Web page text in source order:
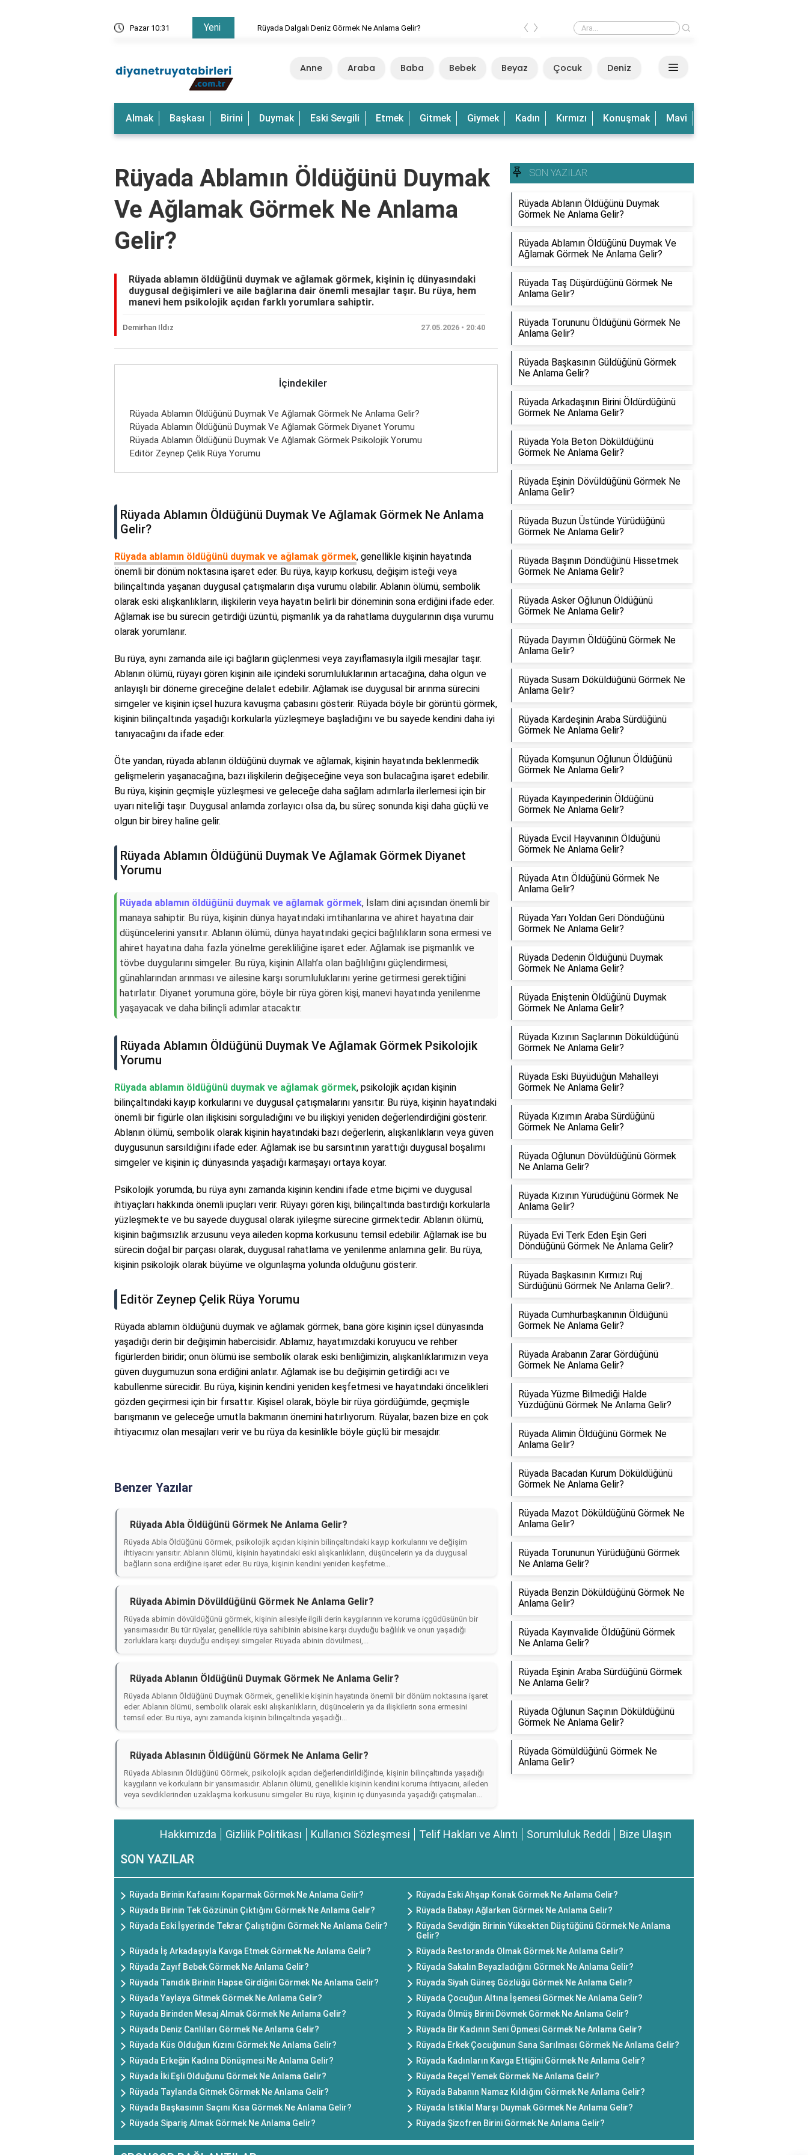
Pazar 10:31 Yeni Rüyada Dalgalı Deniz Görmek Ne Anlama Gelir? Rüyada Dalgalı Deniz Görmek Ne Anlama Gelir?
‹ ›
Anne Araba Baba Bebek Beyaz Çocuk Deniz
Almak Başkası Birini Duymak Eski Sevgili Etmek Gitmek Giymek Kadın Kırmızı Konuşmak Mavi
Rüyada Ablamın Öldüğünü Duymak
Ve Ağlamak Görmek Ne Anlama
Gelir?
Rüyada ablamın öldüğünü duymak ve ağlamak görmek, kişinin iç dünyasındaki
duygusal değişimleri ve aile bağlarına dair önemli mesajlar taşır. Bu rüya, hem
manevi hem psikolojik açıdan farklı yorumlara sahiptir.
Demirhan Ildız 27.05.2026 • 20:40
İçindekiler
Rüyada Ablamın Öldüğünü Duymak Ve Ağlamak Görmek Ne Anlama Gelir?
Rüyada Ablamın Öldüğünü Duymak Ve Ağlamak Görmek Diyanet Yorumu
Rüyada Ablamın Öldüğünü Duymak Ve Ağlamak Görmek Psikolojik Yorumu
Editör Zeynep Çelik Rüya Yorumu
Rüyada Ablamın Öldüğünü Duymak Ve Ağlamak Görmek Ne Anlama
Gelir?
Rüyada ablamın öldüğünü duymak ve ağlamak görmek, genellikle kişinin hayatında
önemli bir dönüm noktasına işaret eder. Bu rüya, kayıp korkusu, değişim isteği veya
bilinçaltında yaşanan duygusal çatışmaların dışa vurumu olabilir. Ablanın ölümü, sembolik
olarak eski alışkanlıkların, ilişkilerin veya hayatın belirli bir döneminin sona erdiğini ifade eder.
Ağlamak ise bu sürecin getirdiği üzüntü, pişmanlık ya da rahatlama duygularının dışa vurumu
olarak yorumlanır.
Bu rüya, aynı zamanda aile içi bağların güçlenmesi veya zayıflamasıyla ilgili mesajlar taşır.
Ablanın ölümü, rüyayı gören kişinin aile içindeki sorumluluklarının artacağına, daha olgun ve
anlayışlı bir döneme gireceğine delalet edebilir. Ağlamak ise duygusal bir arınma sürecini
simgeler ve kişinin içsel huzura kavuşma çabasını gösterir. Rüyada böyle bir görüntü görmek,
kişinin bilinçaltında yaşadığı korkularla yüzleşmeye başladığını ve bu sayede kendini daha iyi
tanıyacağını da ifade eder.
Öte yandan, rüyada ablanın öldüğünü duymak ve ağlamak, kişinin hayatında beklenmedik
gelişmelerin yaşanacağına, bazı ilişkilerin değişeceğine veya son bulacağına işaret edebilir.
Bu rüya, kişinin geçmişle yüzleşmesi ve geleceğe daha sağlam adımlarla ilerlemesi için bir
uyarı niteliği taşır. Duygusal anlamda zorlayıcı olsa da, bu süreç sonunda kişi daha güçlü ve
olgun bir birey haline gelir.
Rüyada Ablamın Öldüğünü Duymak Ve Ağlamak Görmek Diyanet
Yorumu
Rüyada ablamın öldüğünü duymak ve ağlamak görmek, İslam dini açısından önemli bir
manaya sahiptir. Bu rüya, kişinin dünya hayatındaki imtihanlarına ve ahiret hayatına dair
düşüncelerini yansıtır. Ablanın ölümü, dünya hayatındaki geçici bağlılıkların sona ermesi ve
ahiret hayatına daha fazla yönelme gerekliliğine işaret eder. Ağlamak ise pişmanlık ve
tövbe duygularını simgeler. Bu rüya, kişinin Allah’a olan bağlılığını güçlendirmesi,
günahlarından arınması ve ailesine karşı sorumluluklarını yerine getirmesi gerektiğini
hatırlatır. Diyanet yorumuna göre, böyle bir rüya gören kişi, manevi hayatında yenilenme
yaşayacak ve daha bilinçli adımlar atacaktır.
Rüyada Ablamın Öldüğünü Duymak Ve Ağlamak Görmek Psikolojik
Yorumu
Rüyada ablamın öldüğünü duymak ve ağlamak görmek, psikolojik açıdan kişinin
bilinçaltındaki kayıp korkularını ve duygusal çatışmalarını yansıtır. Bu rüya, kişinin hayatındaki
önemli bir figürle olan ilişkisini sorguladığını ve bu ilişkiyi yeniden değerlendirdiğini gösterir.
Ablanın ölümü, sembolik olarak kişinin hayatındaki bazı değerlerin, alışkanlıkların veya güven
duygusunun sarsıldığını ifade eder. Ağlamak ise bu sarsıntının yarattığı duygusal boşalımı
simgeler ve kişinin iç dünyasında yaşadığı karmaşayı ortaya koyar.
Psikolojik yorumda, bu rüya aynı zamanda kişinin kendini ifade etme biçimi ve duygusal
ihtiyaçları hakkında önemli ipuçları verir. Rüyayı gören kişi, bilinçaltında bastırdığı korkularla
yüzleşmekte ve bu sayede duygusal olarak iyileşme sürecine girmektedir. Ablanın ölümü,
kişinin bağımsızlık arzusunu veya aileden kopma korkusunu temsil edebilir. Ağlamak ise bu
sürecin doğal bir parçası olarak, duygusal rahatlama ve yenilenme anlamına gelir. Bu rüya,
kişinin psikolojik olarak büyüme ve olgunlaşma yolunda olduğunu gösterir.
Editör Zeynep Çelik Rüya Yorumu
Rüyada ablamın öldüğünü duymak ve ağlamak görmek, bana göre kişinin içsel dünyasında
yaşadığı derin bir değişimin habercisidir. Ablamız, hayatımızdaki koruyucu ve rehber
figürlerden biridir; onun ölümü ise sembolik olarak eski benliğimizin, alışkanlıklarımızın veya
güven duygumuzun sona erdiğini anlatır. Ağlamak ise bu değişimin getirdiği acı ve
kabullenme sürecidir. Bu rüya, kişinin kendini yeniden keşfetmesi ve hayatındaki öncelikleri
gözden geçirmesi için bir fırsattır. Kişisel olarak, böyle bir rüya gördüğümde, geçmişle
barışmanın ve geleceğe umutla bakmanın önemini hatırlıyorum. Rüyalar, bazen bize en çok
ihtiyacımız olan mesajları verir ve bu rüya da kesinlikle böyle güçlü bir mesajdır.
Benzer Yazılar
Rüyada Abla Öldüğünü Görmek Ne Anlama Gelir?
Rüyada Abla Öldüğünü Görmek, psikolojik açıdan kişinin bilinçaltındaki kayıp korkularını ve değişim
ihtiyacını yansıtır. Ablanın ölümü, kişinin hayatındaki eski alışkanlıkların, düşüncelerin ya da duygusal
bağların sona erdiğine işaret eder. Bu rüya, kişinin kendini yeniden keşfetme...
Rüyada Abimin Dövüldüğünü Görmek Ne Anlama Gelir?
Rüyada abimin dövüldüğünü görmek, kişinin ailesiyle ilgili derin kaygılarının ve koruma içgüdüsünün bir
yansımasıdır. Bu tür rüyalar, genellikle rüya sahibinin abisine karşı duyduğu bağlılık ve onun yaşadığı
zorluklara karşı duyduğu endişeyi simgeler. Rüyada abinin dövülmesi,...
Rüyada Ablanın Öldüğünü Duymak Görmek Ne Anlama Gelir?
Rüyada Ablanın Öldüğünü Duymak Görmek, genellikle kişinin hayatında önemli bir dönüm noktasına işaret
eder. Ablanın ölümü, sembolik olarak eski alışkanlıkların, düşüncelerin ya da ilişkilerin sona ermesini
temsil eder. Bu rüya, aynı zamanda kişinin bilinçaltında yaşadığı...
Rüyada Ablasının Öldüğünü Görmek Ne Anlama Gelir?
Rüyada Ablasının Öldüğünü Görmek, psikolojik açıdan değerlendirildiğinde, kişinin bilinçaltında yaşadığı
kaygıların ve korkuların bir yansımasıdır. Ablanın ölümü, genellikle kişinin kendini koruma ihtiyacını, aileden
veya sevdiklerinden uzaklaşma korkusunu simgeler. Bu rüya, kişinin iç dünyasında yaşadığı çatışmaları...
SON YAZILAR
Rüyada Ablanın Öldüğünü Duymak
Görmek Ne Anlama Gelir?
Rüyada Ablamın Öldüğünü Duymak Ve
Ağlamak Görmek Ne Anlama Gelir?
Rüyada Taş Düşürdüğünü Görmek Ne
Anlama Gelir?
Rüyada Torununu Öldüğünü Görmek Ne
Anlama Gelir?
Rüyada Başkasının Güldüğünü Görmek
Ne Anlama Gelir?
Rüyada Arkadaşının Birini Öldürdüğünü
Görmek Ne Anlama Gelir?
Rüyada Yola Beton Döküldüğünü
Görmek Ne Anlama Gelir?
Rüyada Eşinin Dövüldüğünü Görmek Ne
Anlama Gelir?
Rüyada Buzun Üstünde Yürüdüğünü
Görmek Ne Anlama Gelir?
Rüyada Başının Döndüğünü Hissetmek
Görmek Ne Anlama Gelir?
Rüyada Asker Oğlunun Öldüğünü
Görmek Ne Anlama Gelir?
Rüyada Dayımın Öldüğünü Görmek Ne
Anlama Gelir?
Rüyada Susam Döküldüğünü Görmek Ne
Anlama Gelir?
Rüyada Kardeşinin Araba Sürdüğünü
Görmek Ne Anlama Gelir?
Rüyada Komşunun Oğlunun Öldüğünü
Görmek Ne Anlama Gelir?
Rüyada Kayınpederinin Öldüğünü
Görmek Ne Anlama Gelir?
Rüyada Evcil Hayvanının Öldüğünü
Görmek Ne Anlama Gelir?
Rüyada Atın Öldüğünü Görmek Ne
Anlama Gelir?
Rüyada Yarı Yoldan Geri Döndüğünü
Görmek Ne Anlama Gelir?
Rüyada Dedenin Öldüğünü Duymak
Görmek Ne Anlama Gelir?
Rüyada Eniştenin Öldüğünü Duymak
Görmek Ne Anlama Gelir?
Rüyada Kızının Saçlarının Döküldüğünü
Görmek Ne Anlama Gelir?
Rüyada Eski Büyüdüğün Mahalleyi
Görmek Ne Anlama Gelir?
Rüyada Kızımın Araba Sürdüğünü
Görmek Ne Anlama Gelir?
Rüyada Oğlunun Dövüldüğünü Görmek
Ne Anlama Gelir?
Rüyada Kızının Yürüdüğünü Görmek Ne
Anlama Gelir?
Rüyada Evi Terk Eden Eşin Geri
Döndüğünü Görmek Ne Anlama Gelir?
Rüyada Başkasının Kırmızı Ruj
Sürdüğünü Görmek Ne Anlama Gelir?..
Rüyada Cumhurbaşkanının Öldüğünü
Görmek Ne Anlama Gelir?
Rüyada Arabanın Zarar Gördüğünü
Görmek Ne Anlama Gelir?
Rüyada Yüzme Bilmediği Halde
Yüzdüğünü Görmek Ne Anlama Gelir?
Rüyada Alimin Öldüğünü Görmek Ne
Anlama Gelir?
Rüyada Bacadan Kurum Döküldüğünü
Görmek Ne Anlama Gelir?
Rüyada Mazot Döküldüğünü Görmek Ne
Anlama Gelir?
Rüyada Torununun Yürüdüğünü Görmek
Ne Anlama Gelir?
Rüyada Benzin Döküldüğünü Görmek Ne
Anlama Gelir?
Rüyada Kayınvalide Öldüğünü Görmek
Ne Anlama Gelir?
Rüyada Eşinin Araba Sürdüğünü Görmek
Ne Anlama Gelir?
Rüyada Oğlunun Saçının Döküldüğünü
Görmek Ne Anlama Gelir?
Rüyada Gömüldüğünü Görmek Ne
Anlama Gelir?
Hakkımızda Gizlilik Politikası Kullanıcı Sözleşmesi Telif Hakları ve Alıntı Sorumluluk Reddi Bize Ulaşın
SON YAZILAR
Rüyada Birinin Kafasını Koparmak Görmek Ne Anlama Gelir?
Rüyada Eski Ahşap Konak Görmek Ne Anlama Gelir?
Rüyada Birinin Tek Gözünün Çıktığını Görmek Ne Anlama Gelir?
Rüyada Babayı Ağlarken Görmek Ne Anlama Gelir?
Rüyada Eski İşyerinde Tekrar Çalıştığını Görmek Ne Anlama Gelir?
Rüyada Sevdiğin Birinin Yüksekten Düştüğünü Görmek Ne Anlama
Gelir?
Rüyada İş Arkadaşıyla Kavga Etmek Görmek Ne Anlama Gelir?
Rüyada Restoranda Olmak Görmek Ne Anlama Gelir?
Rüyada Zayıf Bebek Görmek Ne Anlama Gelir?
Rüyada Sakalın Beyazladığını Görmek Ne Anlama Gelir?
Rüyada Tanıdık Birinin Hapse Girdiğini Görmek Ne Anlama Gelir?
Rüyada Siyah Güneş Gözlüğü Görmek Ne Anlama Gelir?
Rüyada Yaylaya Gitmek Görmek Ne Anlama Gelir?
Rüyada Çocuğun Altına İşemesi Görmek Ne Anlama Gelir?
Rüyada Birinden Mesaj Almak Görmek Ne Anlama Gelir?
Rüyada Ölmüş Birini Dövmek Görmek Ne Anlama Gelir?
Rüyada Deniz Canlıları Görmek Ne Anlama Gelir?
Rüyada Bir Kadının Seni Öpmesi Görmek Ne Anlama Gelir?
Rüyada Küs Olduğun Kızını Görmek Ne Anlama Gelir?
Rüyada Erkek Çocuğunun Sana Sarılması Görmek Ne Anlama Gelir?
Rüyada Erkeğin Kadına Dönüşmesi Ne Anlama Gelir?
Rüyada Kadınların Kavga Ettiğini Görmek Ne Anlama Gelir?
Rüyada İki Eşli Olduğunu Görmek Ne Anlama Gelir?
Rüyada Reçel Yemek Görmek Ne Anlama Gelir?
Rüyada Taylanda Gitmek Görmek Ne Anlama Gelir?
Rüyada Babanın Namaz Kıldığını Görmek Ne Anlama Gelir?
Rüyada Başkasının Saçını Kısa Görmek Ne Anlama Gelir?
Rüyada İstiklal Marşı Duymak Görmek Ne Anlama Gelir?
Rüyada Sipariş Almak Görmek Ne Anlama Gelir?
Rüyada Şizofren Birini Görmek Ne Anlama Gelir?